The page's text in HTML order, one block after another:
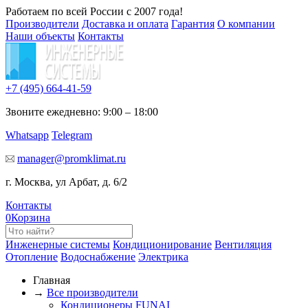
Работаем по всей России с 2007 года!
Производители Доставка и оплата Гарантия О компании
Наши объекты Контакты
+7 (495) 664-41-59
Звоните ежедневно: 9:00 – 18:00
Whatsapp Telegram
manager@promklimat.ru
г. Москва, ул Арбат, д. 6/2
Контакты
0Корзина
Инженерные системы Кондиционирование Вентиляция
Отопление Водоснабжение Электрика
Главная
→ Все производители
Кондиционеры FUNAI